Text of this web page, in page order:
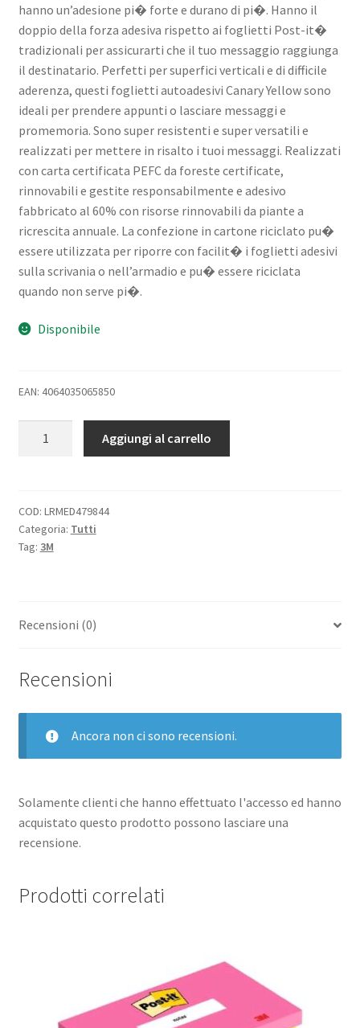
hanno un’adesione pi� forte e durano di pi�. Hanno il
doppio della forza adesiva rispetto ai foglietti Post-it�
tradizionali per assicurarti che il tuo messaggio raggiunga
il destinatario. Perfetti per superfici verticali e di difficile
aderenza, questi foglietti autoadesivi Canary Yellow sono
ideali per prendere appunti o lasciare messaggi e
promemoria. Sono super resistenti e super versatili e
realizzati per mettere in risalto i tuoi messaggi. Realizzati
con carta certificata PEFC da foreste certificate,
rinnovabili e gestite responsabilmente e adesivo
fabbricato al 60% con risorse rinnovabili da piante a
ricrescita annuale. La confezione in cartone riciclato pu�
essere utilizzata per riporre con facilit� i foglietti adesivi
sulla scrivania o nell’armadio e pu� essere riciclata
quando non serve pi�.
Disponibile
EAN: 4064035065850
STICKY
BLOCCHETTO
76X76
GIALLO
12
Pz.
quantità
Aggiungi al carrello
COD: LRMED479844
Categoria: Tutti
Tag: 3M
Recensioni (0)
Recensioni
Ancora non ci sono recensioni.
Solamente clienti che hanno effettuato l'accesso ed hanno
acquistato questo prodotto possono lasciare una
recensione.
Prodotti correlati